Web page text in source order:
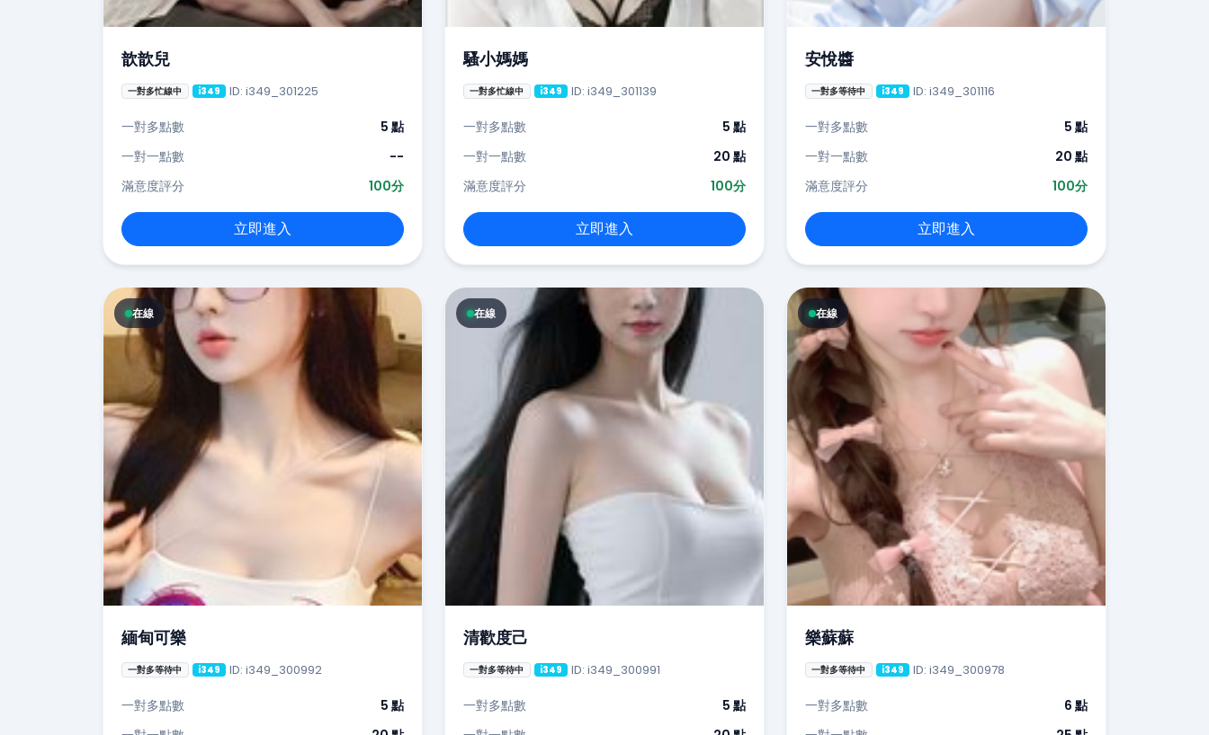
歆歆兒
一對多忙線中 i349 ID: i349_301225
一對多點數
5 點
一對一點數
--
滿意度評分
100分
立即進入
騷小媽媽
一對多忙線中 i349 ID: i349_301139
一對多點數
5 點
一對一點數
20 點
滿意度評分
100分
立即進入
安悅醬
一對多等待中 i349 ID: i349_301116
一對多點數
5 點
一對一點數
20 點
滿意度評分
100分
立即進入
在線
緬甸可樂
一對多等待中 i349 ID: i349_300992
一對多點數
5 點
在線
清歡度己
一對多等待中 i349 ID: i349_300991
一對多點數
5 點
在線
樂蘇蘇
一對多等待中 i349 ID: i349_300978
一對多點數
6 點